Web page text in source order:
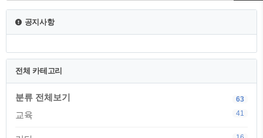
교 교사: 방과후학교에서 수업을 진행하면
공지사항
전체 카테고리
분류 전체보기 63
교육 41